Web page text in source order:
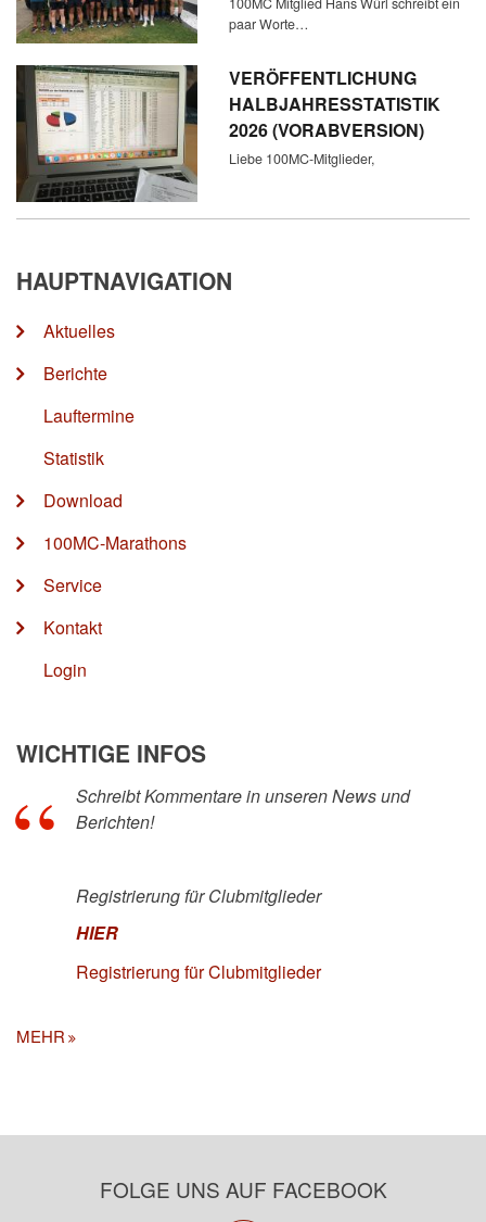
paar Worte…
VERÖFFENTLICHUNG
HALBJAHRESSTATISTIK
2026 (VORABVERSION)
Liebe 100MC-Mitglieder,
HAUPTNAVIGATION
Aktuelles
Berichte
Lauftermine
Statistik
Download
100MC-Marathons
Service
Kontakt
Login
WICHTIGE INFOS
Schreibt Kommentare in unseren News und
Berichten!
Registrierung für Clubmitglieder
HIER
Registrierung für Clubmitglieder
MEHR
FOLGE UNS AUF FACEBOOK